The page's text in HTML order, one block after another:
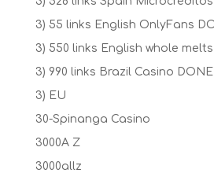
3) 55 links English OnlyFans
3) 550 links English whole
3) 990 links Brazil Casino DONE
3) EU
30-Spinanga Casino
3000A Z
3000allz